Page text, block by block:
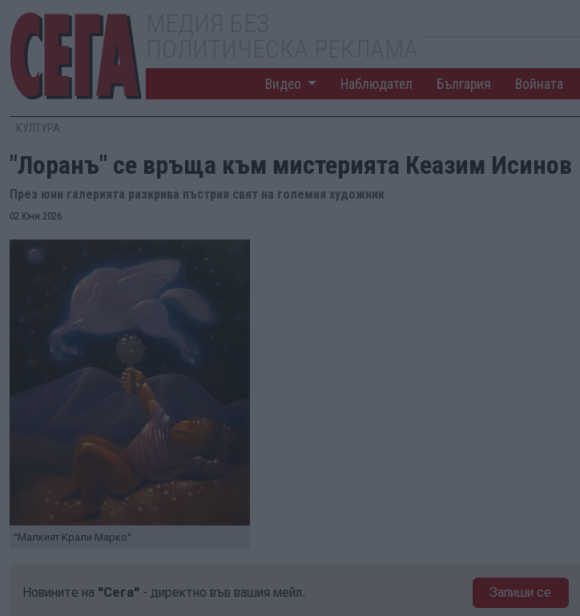
Видео Наблюдател България Войната
КУЛТУРА
"Лоранъ" се връща към мистерията Кеазим Исинов
През юни галерията разкрива пъстрия свят на големия художник
02 Юни 2026
"Малкият Крали Марко"
Новините на "Сега" - директно във вашия мейл. Запиши се